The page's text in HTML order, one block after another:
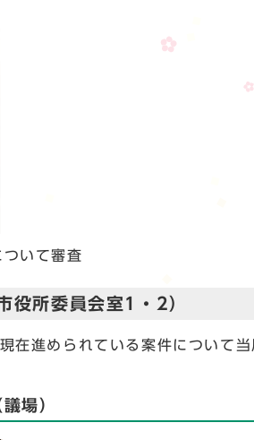
いて審査
役所委員会室1・2）
在進められている案件について
場）